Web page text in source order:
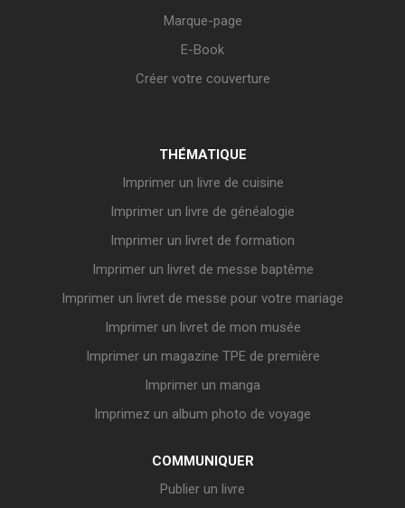
Marque-page
E-Book
Créer votre couverture
THÉMATIQUE
Imprimer un livre de cuisine
Imprimer un livre de généalogie
Imprimer un livret de formation
Imprimer un livret de messe baptême
Imprimer un livret de messe pour votre mariage
Imprimer un livret de mon musée
Imprimer un magazine TPE de première
Imprimer un manga
Imprimez un album photo de voyage
COMMUNIQUER
Publier un livre